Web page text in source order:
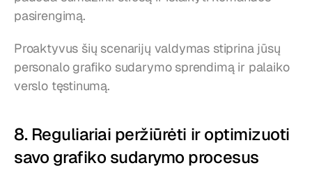
pasirengimą.
Proaktyvus šių scenarijų valdymas stiprina jūsų
personalo grafiko sudarymo sprendimą ir palaiko
verslo tęstinumą.
8. Reguliariai peržiūrėti ir optimizuoti
savo grafiko sudarymo procesus